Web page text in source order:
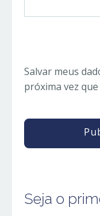
Salvar meus
próxima vez
Seja o